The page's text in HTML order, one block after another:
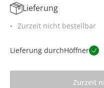
Lieferung
Zurzeit nicht bestellbar
Lieferung durchHöffner
Zurzeit